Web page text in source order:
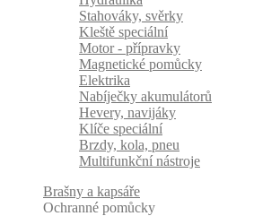
Stahováky, svěrky
Kleště speciální
Motor - přípravky
Magnetické pomůcky
Elektrika
Nabíječky akumulátorů
Hevery, navijáky
Klíče speciální
Brzdy, kola, pneu
Multifunkční nástroje
Brašny a kapsáře
Ochranné pomůcky